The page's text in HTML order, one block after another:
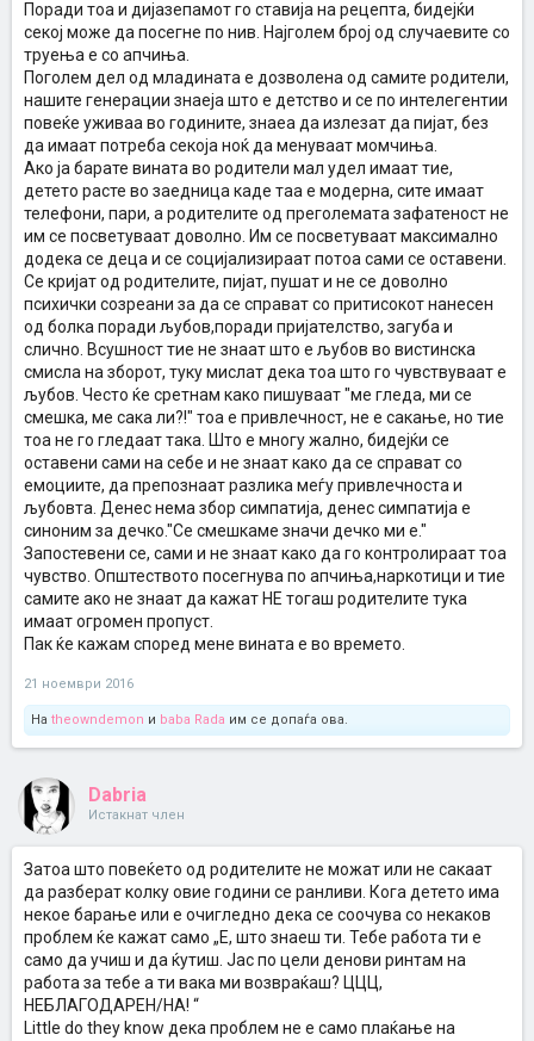
Поради тоа и дијазепамот го ставија на рецепта, бидејќи
секој може да посегне по нив. Најголем број од случаевите со
труења е со апчиња.
Поголем дел од младината е дозволена од самите родители,
нашите генерации знаеја што е детство и се по интелегентии
повеќе уживаа во годините, знаеа да излезат да пијат, без
да имаат потреба секоја ноќ да менуваат момчиња.
Ако ја барате вината во родители мал удел имаат тие,
детето расте во заедница каде таа е модерна, сите имаат
телефони, пари, а родителите од преголемата зафатеност не
им се посветуваат доволно. Им се посветуваат максимално
додека се деца и се социјализираат потоа сами се оставени.
Се кријат од родителите, пијат, пушат и не се доволно
психички созреани за да се справат со притисокот нанесен
од болка поради љубов,поради пријателство, загуба и
слично. Всушност тие не знаат што е љубов во вистинска
смисла на зборот, туку мислат дека тоа што го чувствуваат е
љубов. Често ќе сретнам како пишуваат "ме гледа, ми се
смешка, ме сака ли?!" тоа е привлечност, не е сакање, но тие
тоа не го гледаат така. Што е многу жално, бидејќи се
оставени сами на себе и не знаат како да се справат со
емоциите, да препознаат разлика меѓу привлечноста и
љубовта. Денес нема збор симпатија, денес симпатија е
синоним за дечко."Се смешкаме значи дечко ми е."
Запостевени се, сами и не знаат како да го контролираат тоа
чувство. Општеството посегнува по апчиња,наркотици и тие
самите ако не знаат да кажат НЕ тогаш родителите тука
имаат огромен пропуст.
Пак ќе кажам според мене вината е во времето.
21 ноември 2016
На theowndemon и baba Rada им се допаѓа ова.
Dabria
Истакнат член
Затоа што повеќето од родителите не можат или не сакаат
да разберат колку овие години се ранливи. Кога детето има
некое барање или е очигледно дека се соочува со некаков
проблем ќе кажат само „Е, што знаеш ти. Тебе работа ти е
само да учиш и да ќутиш. Јас по цели денови ринтам на
работа за тебе а ти вака ми возвраќаш? ЦЦЦ,
НЕБЛАГОДАРЕН/НА! “
Little do they know дека проблем не е само плаќање на